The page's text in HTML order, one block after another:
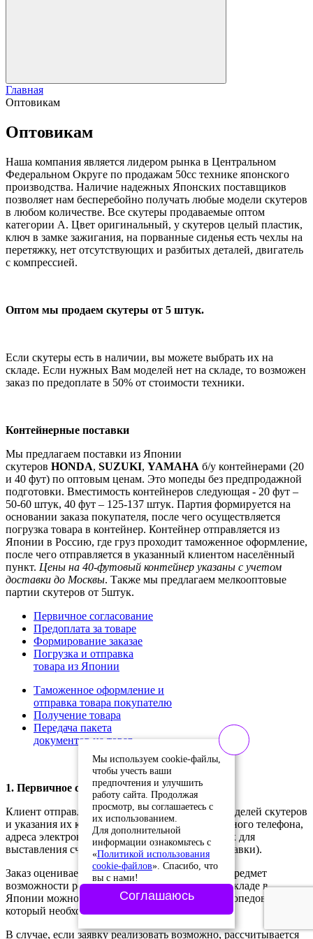
Главная
Оптовикам
Оптовикам
Наша компания является лидером рынка в Центральном
Федеральном Округе по продажам 50сс технике японского
производства. Наличие надежных Японских поставщиков
позволяет нам бесперебойно получать любые модели скутеров
в любом количестве. Все скутеры продаваемые оптом
категории А. Цвет оригинальный, у скутеров целый пластик,
ключ в замке зажигания, на порванные сиденья есть чехлы на
перетяжку, нет отсутствующих и разбитых деталей, двигатель
с компрессией.
Оптом мы продаем скутеры от 5 штук.
Если скутеры есть в наличии, вы можете выбрать их на
складе. Если нужных Вам моделей нет на складе, то возможен
заказ по предоплате в 50% от стоимости техники.
Контейнерные поставки
Мы предлагаем поставки из Японии
скутеров HONDA, SUZUKI, YAMAHA б/у контейнерами (20
и 40 фут) по оптовым ценам. Это мопеды без предпродажной
подготовки. Вместимость контейнеров следующая - 20 фут –
50-60 штук, 40 фут – 125-137 штук. Партия формируется на
основании заказа покупателя, после чего осуществляется
погрузка товара в контейнер. Контейнер отправляется из
Японии в Россию, где груз проходит таможенное оформление,
после чего отправляется в указанный клиентом населённый
пункт. Цены на 40-футовый контейнер указаны с учетом
доставки до Москвы. Также мы предлагаем мелкооптовые
партии скутеров от 5штук.
Первичное согласование
Предоплата за товаре
Формирование заказае
Погрузка и отправка
товара из Японии
Таможенное оформление и
отправка товара покупателю
Получение товара
Передача пакета
документов на товар
1. Первичное согласование
Клиент отправляет нам заказ в виде перечня моделей скутеров
и указания их количества (с указанием контактного телефона,
адреса электронной почты, паспортных данных для
выставления счета и заключения договора поставки).
Заказ оценивается менеджерами компании на предмет
возможности реализации заявки (не всегда на складе в
Японии можно подобрать такой ассортимент мопедов,
который необходим покупателю).
В случае, если заявку реализовать возможно, рассчитывается
Мы используем cookie-файлы,
чтобы учесть ваши
предпочтения и улучшить
работу сайта. Продолжая
просмотр, вы соглашаетесь с
их использованием.
Для дополнительной
информации ознакомьтесь с
«Политикой использования
cookie-файлов». Спасибо, что
вы с нами!
Соглашаюсь